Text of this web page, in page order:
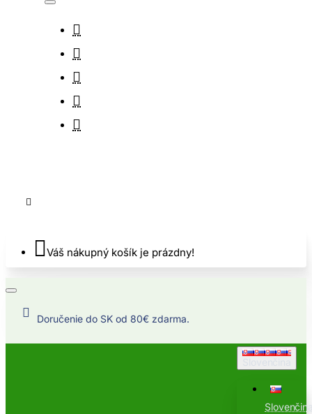
Váš nákupný košík je prázdny!
Doručenie do SK od 80€ zdarma.